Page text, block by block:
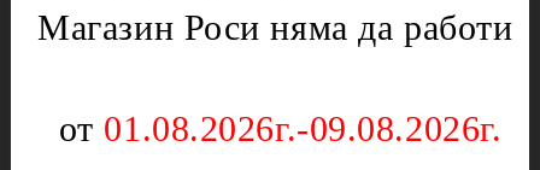
Отоплителни печки
Терморегулатори
Уреди за кухнята
Уреди за дома
Магазин Роси няма да работи
от 01.08.2026г.-09.08.2026г.